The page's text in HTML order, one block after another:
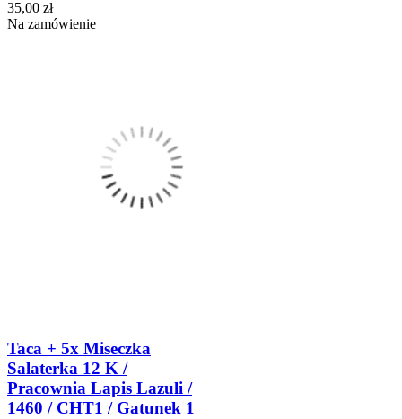
35,00 zł
Na zamówienie
Taca + 5x Miseczka
Salaterka 12 K /
Pracownia Lapis Lazuli /
1460 / CHT1 / Gatunek 1